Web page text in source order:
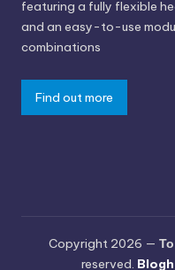
featuring a fully flexible
and an easy-to-use
combinations
Find out more
Copyright 2026 —
reserved.